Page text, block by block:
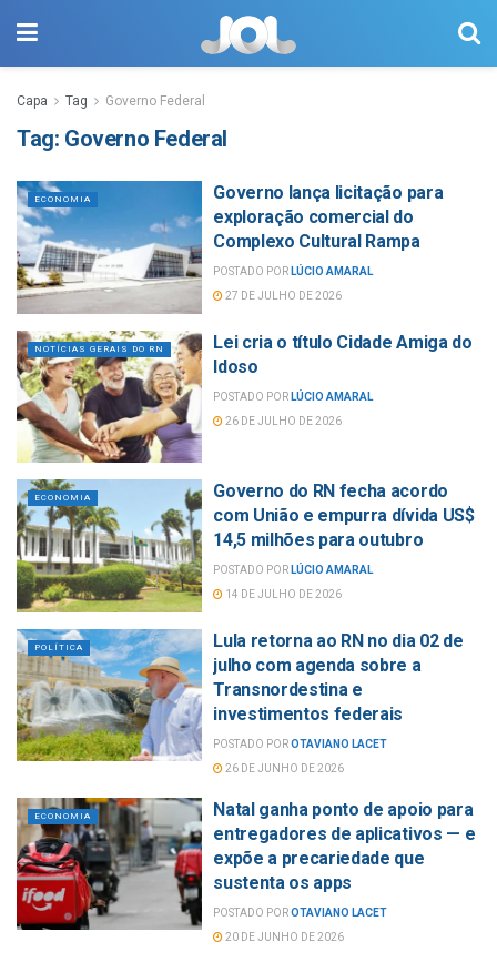
Capa Tag Governo Federal
Tag: Governo Federal
ECONOMIA
Governo lança licitação para
exploração comercial do
Complexo Cultural Rampa
POSTADO POR LÚCIO AMARAL
27 DE JULHO DE 2026
NOTÍCIAS GERAIS DO RN
Lei cria o título Cidade Amiga do
Idoso
POSTADO POR LÚCIO AMARAL
26 DE JULHO DE 2026
ECONOMIA
Governo do RN fecha acordo
com União e empurra dívida US$
14,5 milhões para outubro
POSTADO POR LÚCIO AMARAL
14 DE JULHO DE 2026
POLÍTICA
Lula retorna ao RN no dia 02 de
julho com agenda sobre a
Transnordestina e
investimentos federais
POSTADO POROTAVIANO LACET
26 DE JUNHO DE 2026
ECONOMIA
Natal ganha ponto de apoio para
entregadores de aplicativos — e
expõe a precariedade que
sustenta os apps
POSTADO POROTAVIANO LACET
20 DE JUNHO DE 2026